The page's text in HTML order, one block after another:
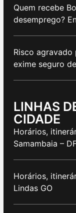
Quem recebe
desemprego?
Risco
exime seguro
LINHAS
CIDADE
Horários,
Samambaia –
Horários,
Lindas GO